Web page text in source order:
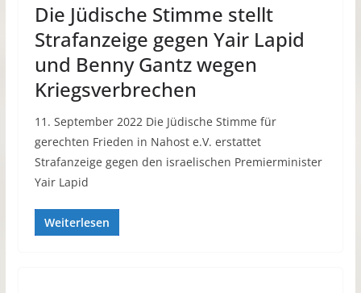
Die Jüdische Stimme stellt
Strafanzeige gegen Yair Lapid
und Benny Gantz wegen
Kriegsverbrechen
11. September 2022 Die Jüdische Stimme für
gerechten Frieden in Nahost e.V. erstattet
Strafanzeige gegen den israelischen Premierminister
Yair Lapid
Weiterlesen